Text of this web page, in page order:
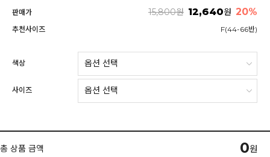
판매가 15,800원 12,640원 20%
추천사이즈 F(44-66반)
색상
사이즈
총 상품 금액 0원